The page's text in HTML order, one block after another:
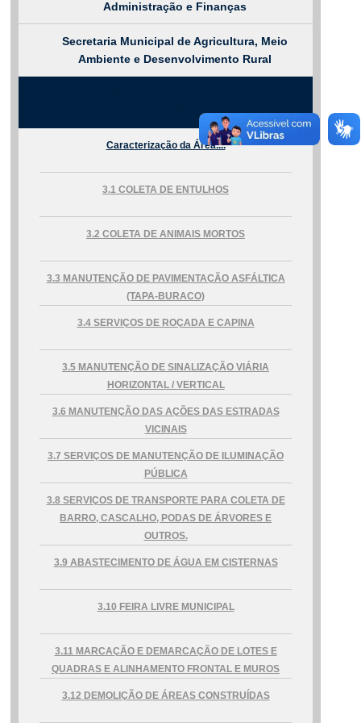
Fale conosco
Telefone 1*
...Ou se preferir
Ligue para nós
Tel: (77) 99982-9624
E-mail
pmburitirama@gmail.com
Ou seja atendido presencialmente
Segunda a sexta-feira, das 07:30 às 13:30
Avenida Buriti, nº 291 - Centro
Outros meios de contato
Administração e Finanças
Secretaria Municipal de Agricultura, Meio
Ambiente e Desenvolvimento Rural
Serviços Públicos
Caracterização da Área....
3.1 COLETA DE ENTULHOS
3.2 COLETA DE ANIMAIS MORTOS
3.3 MANUTENÇÃO DE PAVIMENTAÇÃO ASFÁLTICA
(TAPA-BURACO)
3.4 SERVIÇOS DE ROÇADA E CAPINA
3.5 MANUTENÇÃO DE SINALIZAÇÃO VIÁRIA
HORIZONTAL / VERTICAL
3.6 MANUTENÇÃO DAS AÇÕES DAS ESTRADAS
VICINAIS
3.7 SERVIÇOS DE MANUTENÇÃO DE ILUMINAÇÃO
PÚBLICA
3.8 SERVIÇOS DE TRANSPORTE PARA COLETA DE
BARRO, CASCALHO, PODAS DE ÁRVORES E
OUTROS.
3.9 ABASTECIMENTO DE ÁGUA EM CISTERNAS
3.10 FEIRA LIVRE MUNICIPAL
3.11 MARCAÇÃO E DEMARCAÇÃO DE LOTES E
QUADRAS E ALINHAMENTO FRONTAL E MUROS
3.12 DEMOLIÇÃO DE ÁREAS CONSTRUÍDAS